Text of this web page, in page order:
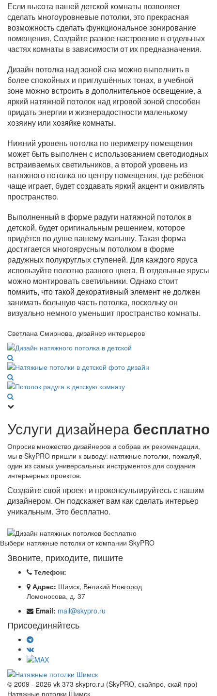
Если высота вашей детской комнаты позволяет
сделать многоуровневые потолки, это прекрасная
возможность сделать функциональное зонирование
помещения. Создайте разное настроение в отдельных
частях комнаты в зависимости от их предназначения.
Дизайн потолка над зоной сна можно выполнить в
более спокойных и приглушённых тонах, в учебной
зоне можно встроить в дополнительное освещение, а
яркий натяжной потолок над игровой зоной способен
придать энергии и жизнерадостности маленькому
хозяину или хозяйке комнаты.
Нижний уровень потолка по периметру помещения
может быть выполнен с использованием светодиодных
встраиваемых светильников, а второй уровень из
натяжного потолка по центру помещения, где ребёнок
чаще играет, будет создавать яркий акцент и оживлять
пространство.
Выполненный в форме радуги натяжной потолок в
детской, будет оригинальным решением, которое
придётся по душе вашему малышу. Такая форма
достигается многоярусным потолком в форме
радужных полукруглых ступеней. Для каждого яруса
используйте полотно разного цвета. В отдельные ярусы
можно монтировать светильники. Однако стоит
помнить, что такой декоративный элемент не должен
занимать большую часть потолка, поскольку он
визуально немного уменьшит пространство комнаты.
Светлана Смирнова, дизайнер интерьеров
Услуги дизайнера бесплатно
Опросив множество дизайнеров и собрав их рекомендации,
мы в SkyPRO пришли к выводу: натяжные потолки, пожалуй,
один из самых универсальных инструментов для создания
интерьерных проектов.
Создайте свой проект и проконсультируйтесь с нашим
дизайнером. Он подскажет вам как сделать интерьер
уникальным. Это бесплатно.
Выбери натяжные потолки от компании SkyPRO
Звоните, приходите, пишите
Телефон:
Адрес: Шимск, Великий Новгород
Ломоносова, д. 37
Email: mail@skypro.ru
Присоединяйтесь
© 2009 - 2026 vk 373 skypro.ru (SkyPRO, скайпро, скай про)
Натяжные потолки Шимск